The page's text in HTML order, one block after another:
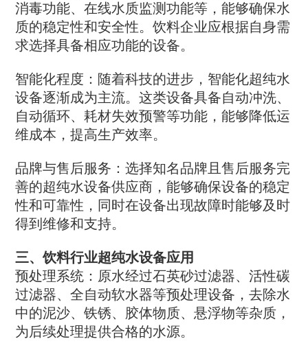
消毒功能、在线水质监测功能等，能够确保水
质的稳定性和安全性。饮料企业应根据自身需
求选择具备相应功能的设备。
‌智能化程度‌：随着科技的进步，智能化超纯水
设备逐渐成为主流。这类设备具备自动冲洗、
自动循环、耗材失效预警等功能，能够降低运
维成本，提高生产效率。
‌品牌与售后服务‌：选择知名品牌且售后服务完
善的超纯水设备供应商，能够确保设备的稳定
性和可靠性，同时在设备出现故障时能够及时
得到维修和支持。
三、饮料行业超纯水设备应用
‌预处理系统‌：原水经过石英砂过滤器、活性碳
过滤器、全自动软水器等预处理设备，去除水
中的泥沙、铁锈、胶体物质、悬浮物等杂质，
为后续处理提供合格的水源。